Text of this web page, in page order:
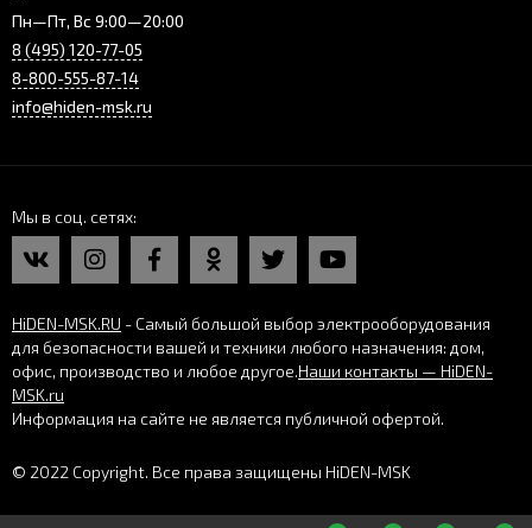
Пн—Пт, Вс 9:00—20:00
8 (495) 120-77-05
8-800-555-87-14
info@hiden-msk.ru
Мы в соц. сетях
HiDEN-MSK.RU - Самый большой выбор электрооборудования
для безопасности вашей и техники любого назначения: дом,
офис, производство и любое другое.Наши контакты — HiDEN-
MSK.ru
Информация на сайте не является публичной офертой.
© 2022 Copyright. Все права защищены HiDEN-MSK